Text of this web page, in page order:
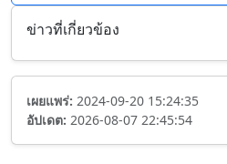
ข่าวที่เกี่ยวข้อง
เผยแพร่: 2024-09-20 15:24:35
อัปเดต: 2026-08-07 22:45:54